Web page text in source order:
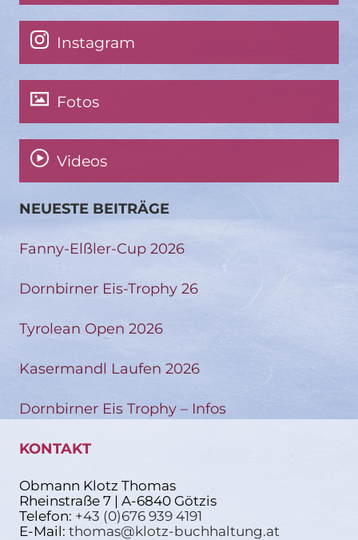
Instagram
Fotos
Videos
NEUESTE BEITRÄGE
Fanny-Elßler-Cup 2026
Dornbirner Eis-Trophy 26
Tyrolean Open 2026
Kasermandl Laufen 2026
Dornbirner Eis Trophy – Infos
KONTAKT
Obmann Klotz Thomas
Rheinstraße 7 | A-6840 Götzis
Telefon: +43 (0)676 939 4191
E-Mail: thomas@klotz-buchhaltung.at